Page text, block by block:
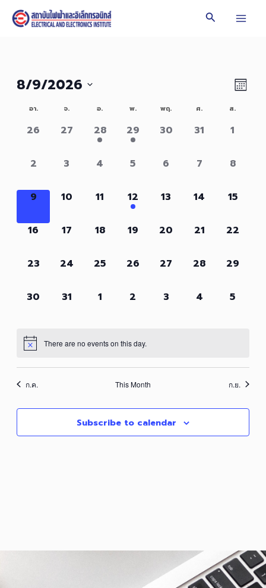
Search
Month
8/9/2026
Calendar
of
อา. จ. อ. พ. พฤ. ศ. ส.
0
26
0
27
1
event,
28
1
event,
29
0
30
0
31
0
1
0
2
0
3
0
4
0
5
0
6
0
7
0
8
0
9
0
10
0
events,
11
1
event,
12
0
13
0
14
0
15
0
16
0
17
0
18
0
19
0
20
0
21
0
22
0
23
0
24
0
25
0
26
0
27
0
28
0
29
0
30
0
31
0
1
0
2
0
3
0
4
0
5
There are no events on this day.
ก.ค. This Month ก.ย.
Subscribe to calendar